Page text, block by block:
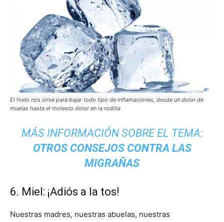
El hielo nos sirve para bajar todo tipo de inflamaciones, desde un dolor de
muelas hasta el molesto dolor en la rodilla
MÁS INFORMACIÓN SOBRE EL TEMA:
OTROS CONSEJOS CONTRA LAS
MIGRAÑAS
6. Miel: ¡Adiós a la tos!
Nuestras madres, nuestras abuelas, nuestras